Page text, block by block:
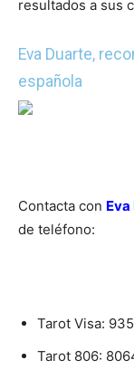
resultados a sus
Eva Duarte,
española
Contacta con
de teléfono:
Tarot Visa:
Tarot 806: